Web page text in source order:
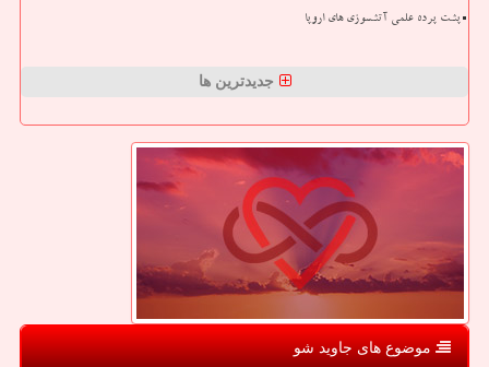
پشت پرده علمی آتشسوزی های اروپا
جدیدترین ها
موضوع های جاوید شو